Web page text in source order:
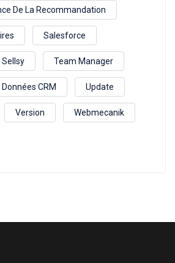
De La Recommandation
Salesforce
Sellsy Team Manager
CRM Update
Version Webmecanik